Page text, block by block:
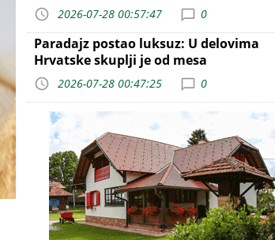
2026-07-28 00:57:47 0
Paradajz postao luksuz: U delovima
Hrvatske skuplji je od mesa
2026-07-28 00:47:25 0